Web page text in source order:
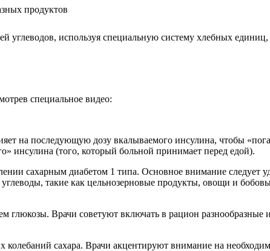
углеводов, используя специальную систему хлебных
специальное видео:
на последующую дозу вкалываемого инсулина, чтобы
инсулина (того, который больной принимает перед едой).
сахарным диабетом 1 типа. Основное внимание следует
такие как цельнозерновые продукты, овощи и
глюкозы. Врачи советуют включать в рацион разнообразные
сахара. Врачи акцентируют внимание на